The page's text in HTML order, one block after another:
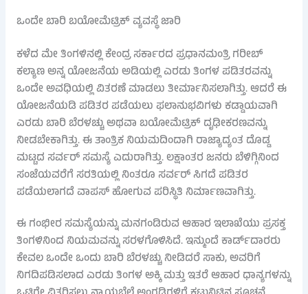
ಒಂದೇ ಬಾರಿ ಬಯೋಮೆಟ್ರಿಕ್ ವ್ಯವಸ್ಥೆ ಜಾರಿ
ಕಳೆದ ಮೇ ತಿಂಗಳಿನಲ್ಲಿ ಕೇಂದ್ರ ಸರ್ಕಾರದ ಪ್ರಧಾನಮಂತ್ರಿ ಗರೀಬ್
ಕಲ್ಯಾಣ ಅನ್ನ ಯೋಜನೆಯ ಅಡಿಯಲ್ಲಿ ಎರಡು ತಿಂಗಳ ಪಡಿತರವನ್ನು
ಒಂದೇ ಅವಧಿಯಲ್ಲಿ ವಿತರಣೆ ಮಾಡಲು ತೀರ್ಮಾನಿಸಲಾಗಿತ್ತು. ಆದರೆ ಈ
ಯೋಜನೆಯಡಿ ಪಡಿತರ ಪಡೆಯಲು ಫಲಾನುಭವಿಗಳು ಕಡ್ಡಾಯವಾಗಿ
ಎರಡು ಬಾರಿ ಬೆರಳಚ್ಚು ಅಥವಾ ಬಯೋಮೆಟ್ರಿಕ್ ದೃಢೀಕರಣವನ್ನು
ನೀಡಬೇಕಾಗಿತ್ತು. ಈ ತಾಂತ್ರಿಕ ನಿಯಮದಿಂದಾಗಿ ರಾಜ್ಯಾದ್ಯಂತ ದೊಡ್ಡ
ಮಟ್ಟದ ಸರ್ವರ್ ಸಮಸ್ಯೆ ಎದುರಾಗಿತ್ತು. ಲಕ್ಷಾಂತರ ಜನರು ಬೆಳಿಗ್ಗಿನಿಂದ
ಸಂಜೆಯವರೆಗೆ ಸರತಿಯಲ್ಲಿ ನಿಂತರೂ ಸರ್ವರ್ ಸಿಗದೆ ಪಡಿತರ
ಪಡೆಯಲಾಗದೆ ವಾಪಸ್ ಹೋಗುವ ಪರಿಸ್ಥಿತಿ ನಿರ್ಮಾಣವಾಗಿತ್ತು.
ಈ ಗಂಭೀರ ಸಮಸ್ಯೆಯನ್ನು ಮನಗಂಡಿರುವ ಆಹಾರ ಇಲಾಖೆಯು ಪ್ರಸಕ್ತ
ತಿಂಗಳಿನಿಂದ ನಿಯಮವನ್ನು ಸರಳಗೊಳಿಸಿದೆ. ಇನ್ಮುಂದೆ ಕಾರ್ಡ್‌ದಾರರು
ಕೇವಲ ಒಂದೇ ಒಂದು ಬಾರಿ ಬೆರಳಚ್ಚು ನೀಡಿದರೆ ಸಾಕು, ಅವರಿಗೆ
ನಿಗದಿಪಡಿಸಲಾದ ಎರಡು ತಿಂಗಳ ಅಕ್ಕಿ ಮತ್ತು ಇತರೆ ಆಹಾರ ಧಾನ್ಯಗಳನ್ನು